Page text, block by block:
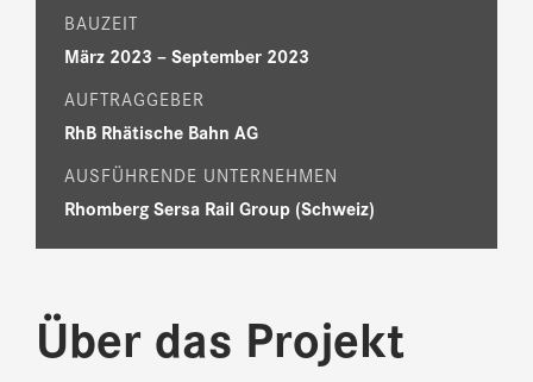
BAUZEIT
März 2023 – September 2023
AUFTRAGGEBER
RhB Rhätische Bahn AG
AUSFÜHRENDE UNTERNEHMEN
Rhomberg Sersa Rail Group (Schweiz)
Über das Projekt